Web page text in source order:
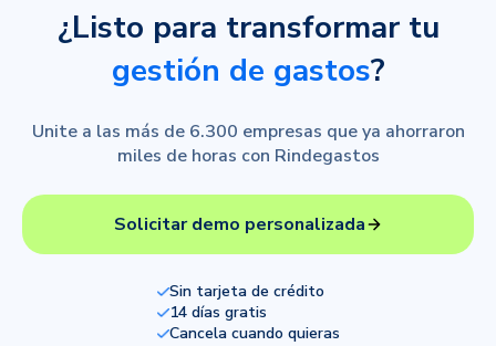
¿Listo para transformar tu
gestión de gastos?
Unite a las más de 6.300 empresas que ya ahorraron
miles de horas con Rindegastos
Solicitar demo personalizada
Sin tarjeta de crédito
14 días gratis
Cancela cuando quieras